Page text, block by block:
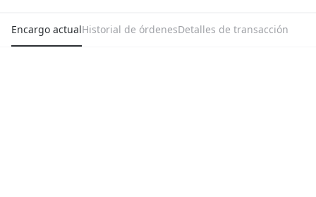
Encargo actualHistorial de órdenesDetalles de transacción